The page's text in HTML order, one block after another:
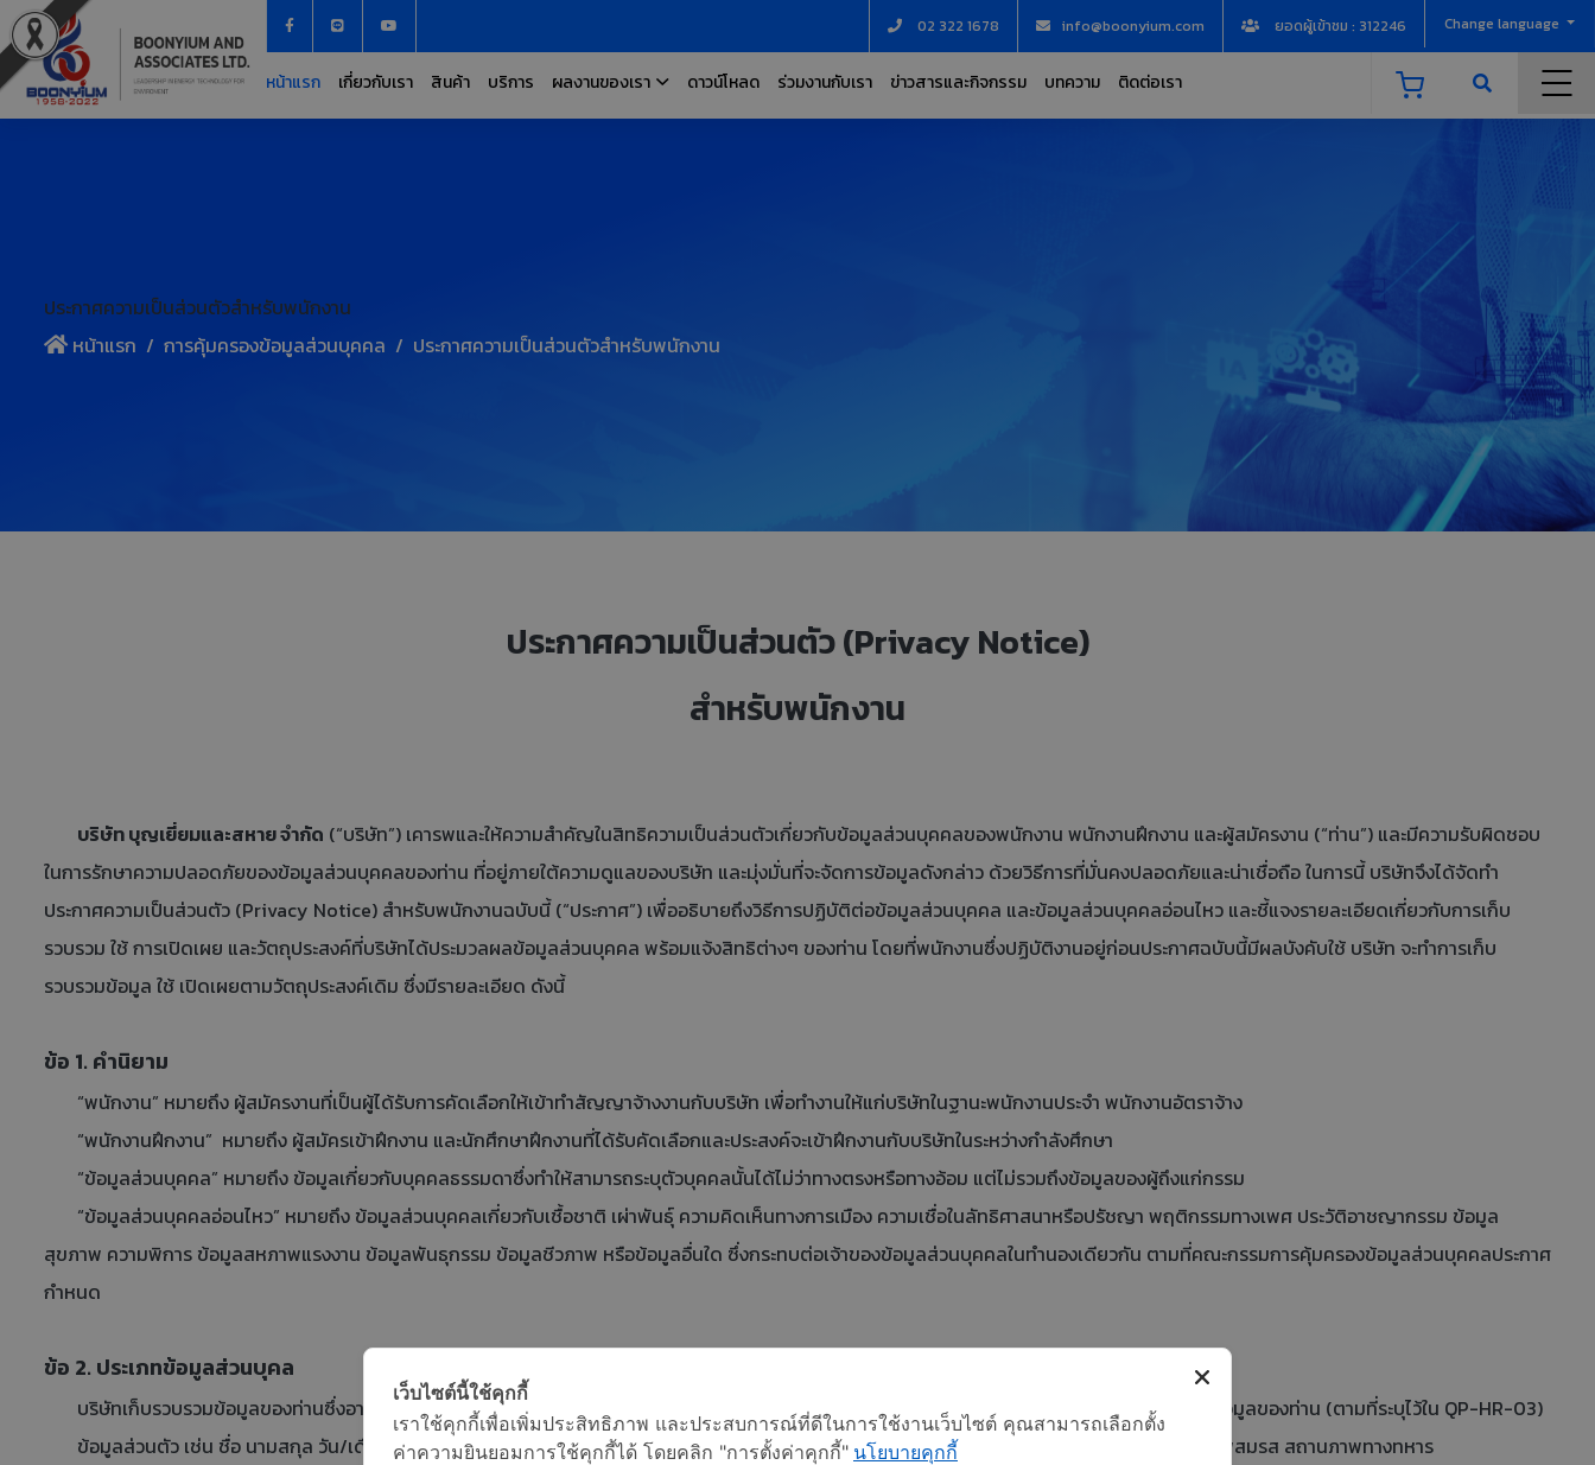
02 322 1678 info@boonyium.com ยอดผู้เข้าชม : 312246 Change language
หน้าแรก เกี่ยวกับเรา สินค้า บริการ ผลงานของเรา ดาวน์โหลด ร่วมงานกับเรา ข่าวสารและกิจกรรม บทความ ติดต่อเรา
ประกาศความเป็นส่วนตัวสำหรับพนักงาน
หน้าแรก
การคุ้มครองข้อมูลส่วนบุคคล ประกาศความเป็นส่วนตัวสำหรับพนักงาน
ประกาศความเป็นส่วนตัว (Privacy Notice)
สำหรับพนักงาน
บริษัท บุญเยี่ยมและสหาย จำกัด (“บริษัท”) เคารพและให้ความสำคัญในสิทธิความเป็นส่วนตัวเกี่ยวกับข้อมูลส่วนบุคคลของพนักงาน พนักงานฝึกงาน และผู้สมัครงาน (“ท่าน”) และมีความรับผิดชอบ
ในการรักษาความปลอดภัยของข้อมูลส่วนบุคคลของท่าน ที่อยู่ภายใต้ความดูแลของบริษัท และมุ่งมั่นที่จะจัดการข้อมูลดังกล่าว ด้วยวิธีการที่มั่นคงปลอดภัยและน่าเชื่อถือ ในการนี้ บริษัทจึงได้จัดทำ
ประกาศความเป็นส่วนตัว (Privacy Notice) สำหรับพนักงานฉบับนี้ (“ประกาศ”) เพื่ออธิบายถึงวิธีการปฏิบัติต่อข้อมูลส่วนบุคคล และข้อมูลส่วนบุคคลอ่อนไหว และชี้แจงรายละเอียดเกี่ยวกับการเก็บ
รวบรวม ใช้ การเปิดเผย และวัตถุประสงค์ที่บริษัทได้ประมวลผลข้อมูลส่วนบุคคล พร้อมแจ้งสิทธิต่างๆ ของท่าน โดยที่พนักงานซึ่งปฏิบัติงานอยู่ก่อนประกาศฉบับนี้มีผลบังคับใช้ บริษัท จะทำการเก็บ
รวบรวมข้อมูล ใช้ เปิดเผยตามวัตถุประสงค์เดิม ซึ่งมีรายละเอียด ดังนี้
ข้อ 1. คำนิยาม
“พนักงาน” หมายถึง ผู้สมัครงานที่เป็นผู้ได้รับการคัดเลือกให้เข้าทำสัญญาจ้างงานกับบริษัท เพื่อทำงานให้แก่บริษัทในฐานะพนักงานประจำ พนักงานอัตราจ้าง
“พนักงานฝึกงาน” หมายถึง ผู้สมัครเข้าฝึกงาน และนักศึกษาฝึกงานที่ได้รับคัดเลือกและประสงค์จะเข้าฝึกงานกับบริษัทในระหว่างกำลังศึกษา
“ข้อมูลส่วนบุคคล” หมายถึง ข้อมูลเกี่ยวกับบุคคลธรรมดาซึ่งทำให้สามารถระบุตัวบุคคลนั้นได้ไม่ว่าทางตรงหรือทางอ้อม แต่ไม่รวมถึงข้อมูลของผู้ถึงแก่กรรม
“ข้อมูลส่วนบุคคลอ่อนไหว” หมายถึง ข้อมูลส่วนบุคคลเกี่ยวกับเชื้อชาติ เผ่าพันธุ์ ความคิดเห็นทางการเมือง ความเชื่อในลัทธิศาสนาหรือปรัชญา พฤติกรรมทางเพศ ประวัติอาชญากรรม ข้อมูล
สุขภาพ ความพิการ ข้อมูลสหภาพแรงงาน ข้อมูลพันธุกรรม ข้อมูลชีวภาพ หรือข้อมูลอื่นใด ซึ่งกระทบต่อเจ้าของข้อมูลส่วนบุคคลในทำนองเดียวกัน ตามที่คณะกรรมการคุ้มครองข้อมูลส่วนบุคคลประกาศ
กำหนด
ข้อ 2. ประเภทข้อมูลส่วนบุคล
บริษัทเก็บรวบรวมข้อมูลของท่านซึ่งอาจได้แก่ข้อมูลดังต่อไปนี้ โดยอาจแตกต่างกัน แล้วแต่กรณี และลักษณะของกิจกรรมที่บริษัทจำเป็นต้องประมวลผลข้อมูลของท่าน (ตามที่ระบุไว้ใน QP-HR-03)
ข้อมูลส่วนตัว เช่น ชื่อ นามสกุล วัน/เดือน/ปีเกิด อายุ เพศ น้ำหนัก ส่วนสูง หมายเลขบัตรประจำตัวประชาชน รูปถ่าย ลายมือชื่อ สัญชาติ ศาสนา สถานภาพสมรส สถานภาพทางทหาร
เว็บไซต์นี้ใช้คุกกี้
เราใช้คุกกี้เพื่อเพิ่มประสิทธิภาพ และประสบการณ์ที่ดีในการใช้งานเว็บไซต์ คุณสามารถเลือกตั้ง
ค่าความยินยอมการใช้คุกกี้ได้ โดยคลิก "การตั้งค่าคุกกี้" นโยบายคุกกี้